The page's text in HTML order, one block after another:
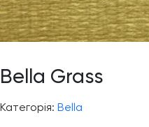
Bella Grass
Категорія: Bella